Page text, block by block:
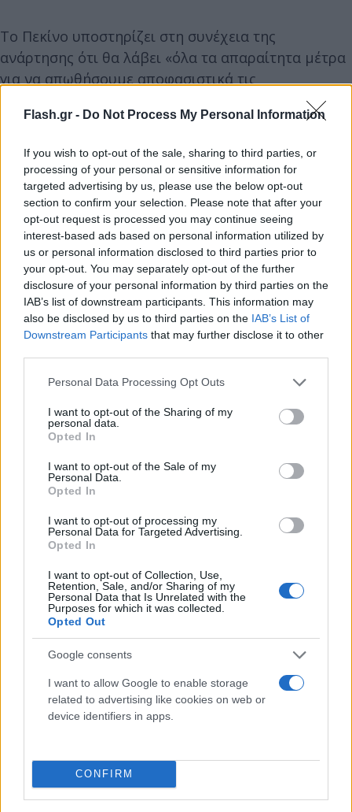
Flash.gr - Do Not Process My Personal Information
If you wish to opt-out of the sale, sharing to third parties, or
processing of your personal or sensitive information for
targeted advertising by us, please use the below opt-out
section to confirm your selection. Please note that after your
opt-out request is processed you may continue seeing
interest-based ads based on personal information utilized by
us or personal information disclosed to third parties prior to
your opt-out. You may separately opt-out of the further
disclosure of your personal information by third parties on the
IAB’s list of downstream participants. This information may
also be disclosed by us to third parties on the IAB’s List of
Downstream Participants that may further disclose it to other
Please note that this website/app uses one or more Google
not limited to your visit or usage behaviour. You may click to
grant or deny consent to Google and its third-party tags to
use your data for below specified purposes in below Google
consent section.
Personal Data Processing Opt Outs
I want to opt-out of the Sharing of my
personal data.
Opted In
I want to opt-out of the Sale of my
Personal Data.
Opted In
I want to opt-out of processing my
Personal Data for Targeted Advertising.
Opted In
I want to opt-out of Collection, Use,
Retention, Sale, and/or Sharing of my
Personal Data that Is Unrelated with the
Purposes for which it was collected.
Opted Out
Google consents
I want to allow Google to enable storage
related to advertising like cookies on web or
device identifiers in apps.
CONFIRM
Το Πεκίνο υποστηρίζει στη συνέχεια της
ανάρτησης ότι θα λάβει «όλα τα απαραίτητα μέτρα
για να απωθήσουμε αποφασιστικά τις
δραστηριότητες διείσδυσης και δολιοφθοράς από
το εξωτερικό και να υπερασπιστούμε την εθνική
συμφέροντα».
Κάνε κλικ και δες περισσότερο